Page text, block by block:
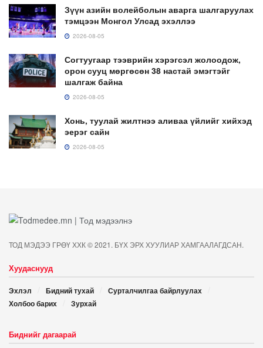
Зүүн азийн волейболын аварга шалгаруулах
тэмцээн Монгол Улсад эхэллээ
2026-08-05
Согтуугаар тээврийн хэрэгсэл жолоодож,
орон сууц мөргөсөн 38 настай эмэгтэйг
шалгаж байна
2026-08-05
Хонь, туулай жилтнээ аливаа үйлийг хийхэд
эерэг сайн
2026-08-05
ТОД МЭДЭЭ ГРӨҮ ХХК © 2021. БҮХ ЭРХ ХУУЛИАР ХАМГААЛАГДСАН.
Хуудаснууд
Эхлэл Бидний тухай
Сурталчилгаа байрлуулах
Холбоо барих
Зурхай
Биднийг дагаарай